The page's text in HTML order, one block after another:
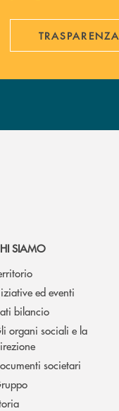
TRASPARENZA
SIAMO
ed eventi
bilancio
organi sociali e la
societari